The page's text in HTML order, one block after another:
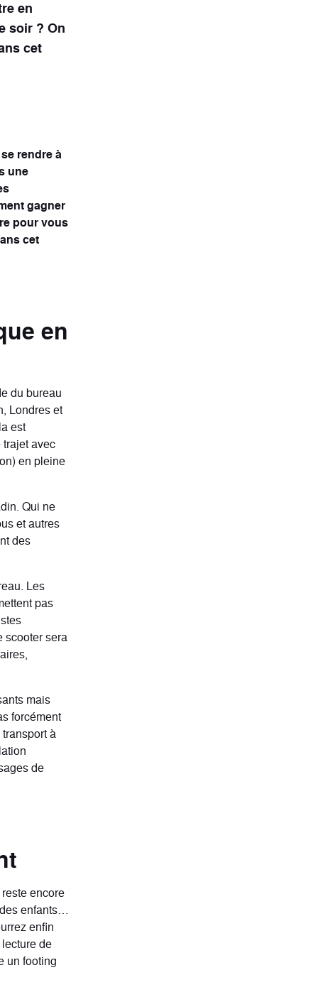
en
soir ? On
cet
rendre à
une
gagner
pour vous
cet
en
du bureau
Londres et
est
avec
en pleine
Qui ne
et autres
des
Les
pas
scooter sera
mais
forcément
à
de
encore
enfants…
enfin
de
un footing